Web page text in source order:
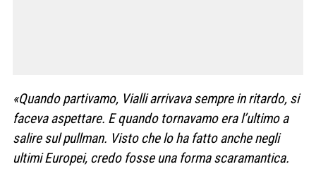
«Quando partivamo, Vialli arrivava sempre in ritardo, si
faceva aspettare. E quando tornavamo era l’ultimo a
salire sul pullman. Visto che lo ha fatto anche negli
ultimi Europei, credo fosse una forma scaramantica.